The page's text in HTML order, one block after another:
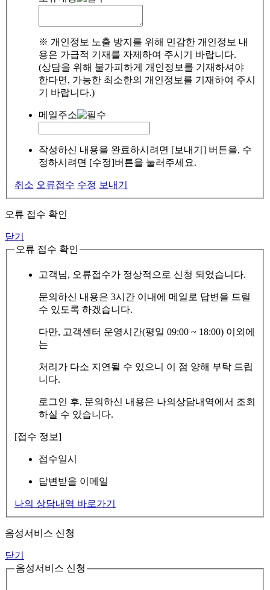
※ 개인정보 노출 방지를 위해 민감한 개인정보 내
용은 가급적 기재를 자제하여 주시기 바랍니다.
(상담을 위해 불가피하게 개인정보를 기재하셔야
한다면, 가능한 최소한의 개인정보를 기재하여 주시
기 바랍니다.)
메일주소
작성하신 내용을 완료하시려면 [보내기] 버튼을, 수
정하시려면 [수정]버튼을 눌러주세요.
취소 오류접수 수정 보내기
오류 접수 확인
닫기
오류 접수 확인
고객님, 오류접수가 정상적으로 신청 되었습니다.
문의하신 내용은 3시간 이내에 메일로 답변을 드릴
수 있도록 하겠습니다.
다만, 고객센터 운영시간(평일 09:00 ~ 18:00) 이외에
는
처리가 다소 지연될 수 있으니 이 점 양해 부탁 드립
니다.
로그인 후, 문의하신 내용은 나의상담내역에서 조회
하실 수 있습니다.
[접수 정보]
접수일시
답변받을 이메일
나의 상담내역 바로가기
음성서비스 신청
닫기
음성서비스 신청